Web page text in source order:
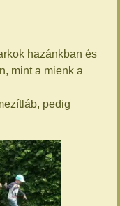
hazánkban és
mint a mienk a
pedig